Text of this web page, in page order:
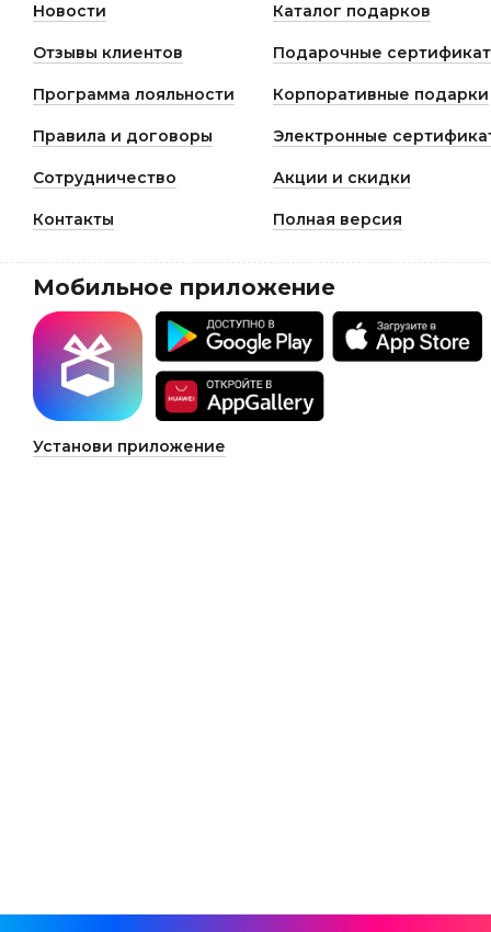
Новости Каталог подарков
Отзывы клиентов Подарочные
Программа лояльности Корпоративные подарки
Правила и договоры Электронные
Сотрудничество Акции и скидки
Контакты Полная версия
Мобильное приложение
Установи приложение